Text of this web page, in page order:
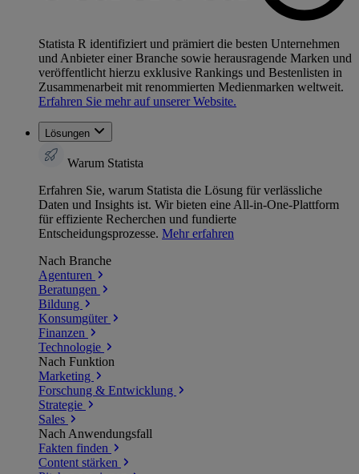
Statista R identifiziert und prämiert die besten Unternehmen
und Anbieter einer Branche sowie herausragende Marken und
veröffentlicht hierzu exklusive Rankings und Bestenlisten in
Zusammenarbeit mit renommierten Medienmarken weltweit.
Erfahren Sie mehr auf unserer Website.
Lösungen
Warum Statista
Erfahren Sie, warum Statista die Lösung für verlässliche
Daten und Insights ist. Wir bieten eine All-in-One-Plattform
für effiziente Recherchen und fundierte
Entscheidungsprozesse. Mehr erfahren
Nach Branche
Agenturen
Beratungen
Bildung
Konsumgüter
Finanzen
Technologie
Nach Funktion
Marketing
Forschung & Entwicklung
Strategie
Sales
Nach Anwendungsfall
Fakten finden
Content stärken